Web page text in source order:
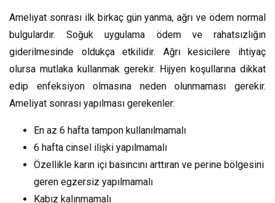
Ameliyat sonrası ilk birkaç gün yanma, ağrı ve ödem normal
bulgulardır. Soğuk uygulama ödem ve rahatsızlığın
giderilmesinde oldukça etkilidir. Ağrı kesicilere ihtiyaç
olursa mutlaka kullanmak gerekir. Hijyen koşullarına dikkat
edip enfeksiyon olmasına neden olunmaması gerekir.
Ameliyat sonrası yapılması gerekenler:
En az 6 hafta tampon kullanılmamalı
6 hafta cinsel ilişki yapılmamalı
Özellikle karın içi basıncını arttıran ve perine bölgesini
geren egzersiz yapılmamalı
Kabız kalınmamalı